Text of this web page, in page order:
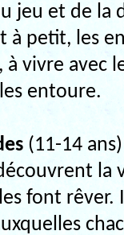
jeu et de
à petit, les
à vivre avec
entoure.
(11-14 ans)
la
font rêver.